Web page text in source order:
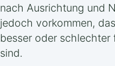
nach Ausrichtung und
jedoch vorkommen,
besser oder schlechter
sind.